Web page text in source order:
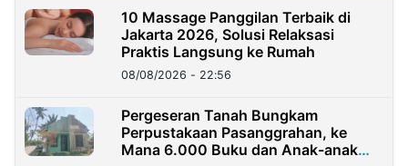
10 Massage Panggilan Terbaik di
Jakarta 2026, Solusi Relaksasi
Praktis Langsung ke Rumah
08/08/2026 - 22:56
Pergeseran Tanah Bungkam
Perpustakaan Pasanggrahan, ke
Mana 6.000 Buku dan Anak-anak